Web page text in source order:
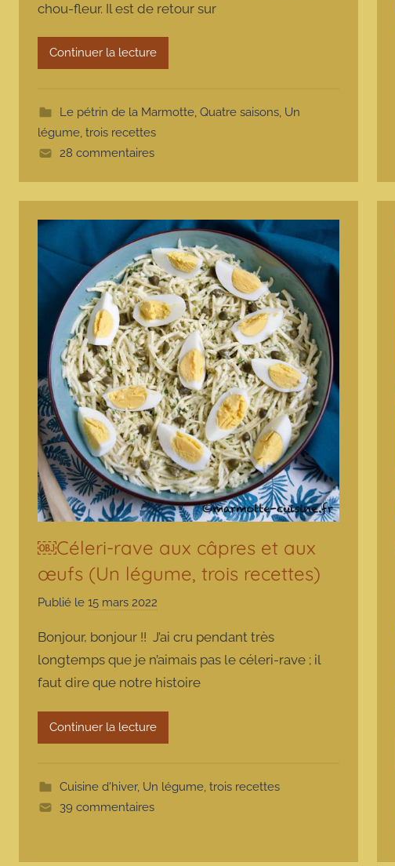
a
m
o
t
e
chou-fleur. Il est de retour sur
Continuer la lecture
Le pétrin de la Marmotte, Quatre saisons, Un
légume, trois recettes
28 commentaires
￼Céleri-rave aux câpres et aux
œufs (Un légume, trois recettes)
Publié le 15 mars 2022
r
m
a
o
Bonjour, bonjour !! J’ai cru pendant très
longtemps que je n’aimais pas le céleri-rave ; il
faut dire que notre histoire
Continuer la lecture
Cuisine d'hiver, Un légume, trois recettes
39 commentaires